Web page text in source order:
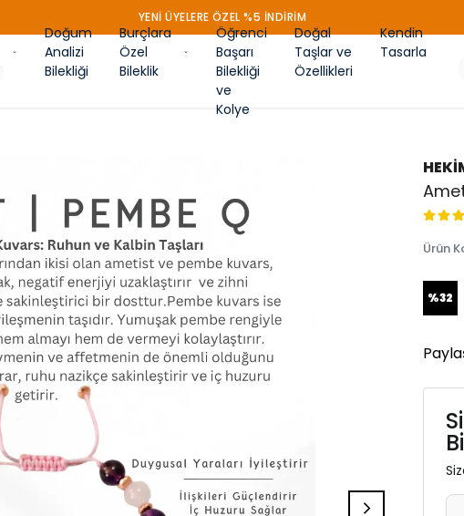
YENİ ÜYELERE ÖZEL %5 İNDİRİM
Doğum
Analizi
Bilekliği
Burçlara
Özel
Bileklik
Öğrenci
Başarı
Bilekliği
ve
Kolye
Doğal
Taşlar ve
Özellikleri
Kendin
Tasarla
Ürün
%32